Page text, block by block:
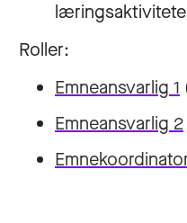
Roller:
Emneansvarlig 1
Emneansvarlig 2